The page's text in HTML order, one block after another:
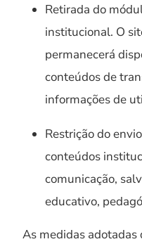
Retirada do
institucional. O
permanecerá
conteúdos de
informações de
Restrição do
conteúdos
comunicação,
educativo,
As medidas adotadas